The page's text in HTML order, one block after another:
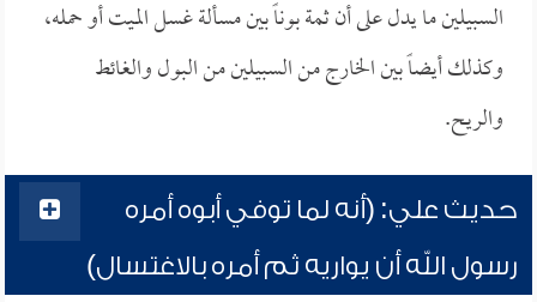
السبيلين ما يدل على أن ثمة بوناً بين مسألة غسل الميت أو حمله،
وكذلك أيضاً بين الخارج من السبيلين من البول والغائط
والريح.
حديث علي: (أنه لما توفي أبوه أمره
رسول الله أن يواريه ثم أمره بالاغتسال)